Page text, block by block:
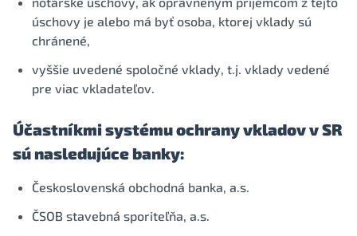
úschovy je alebo má byť osoba, ktorej vklady sú
chránené,
vyššie uvedené spoločné vklady, t.j. vklady vedené
pre viac vkladateľov.
Účastníkmi systému ochrany vkladov v SR
sú nasledujúce banky:
Československá obchodná banka, a.s.
ČSOB stavebná sporiteľňa, a.s.